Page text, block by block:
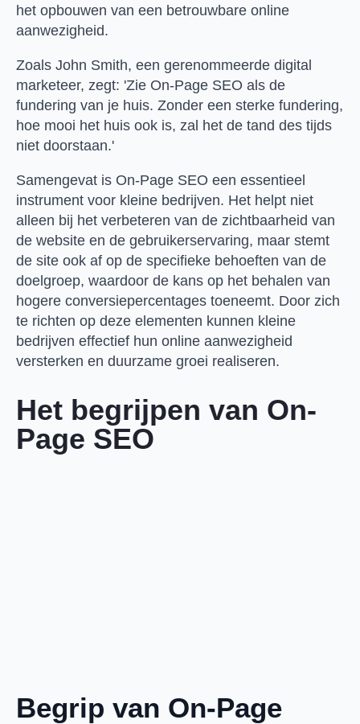
het opbouwen van een betrouwbare online
aanwezigheid.
Zoals John Smith, een gerenommeerde digital
marketeer, zegt: 'Zie On-Page SEO als de
fundering van je huis. Zonder een sterke fundering,
hoe mooi het huis ook is, zal het de tand des tijds
niet doorstaan.'
Samengevat is On-Page SEO een essentieel
instrument voor kleine bedrijven. Het helpt niet
alleen bij het verbeteren van de zichtbaarheid van
de website en de gebruikerservaring, maar stemt
de site ook af op de specifieke behoeften van de
doelgroep, waardoor de kans op het behalen van
hogere conversiepercentages toeneemt. Door zich
te richten op deze elementen kunnen kleine
bedrijven effectief hun online aanwezigheid
versterken en duurzame groei realiseren.
Het begrijpen van On-
Page SEO
Begrip van On-Page